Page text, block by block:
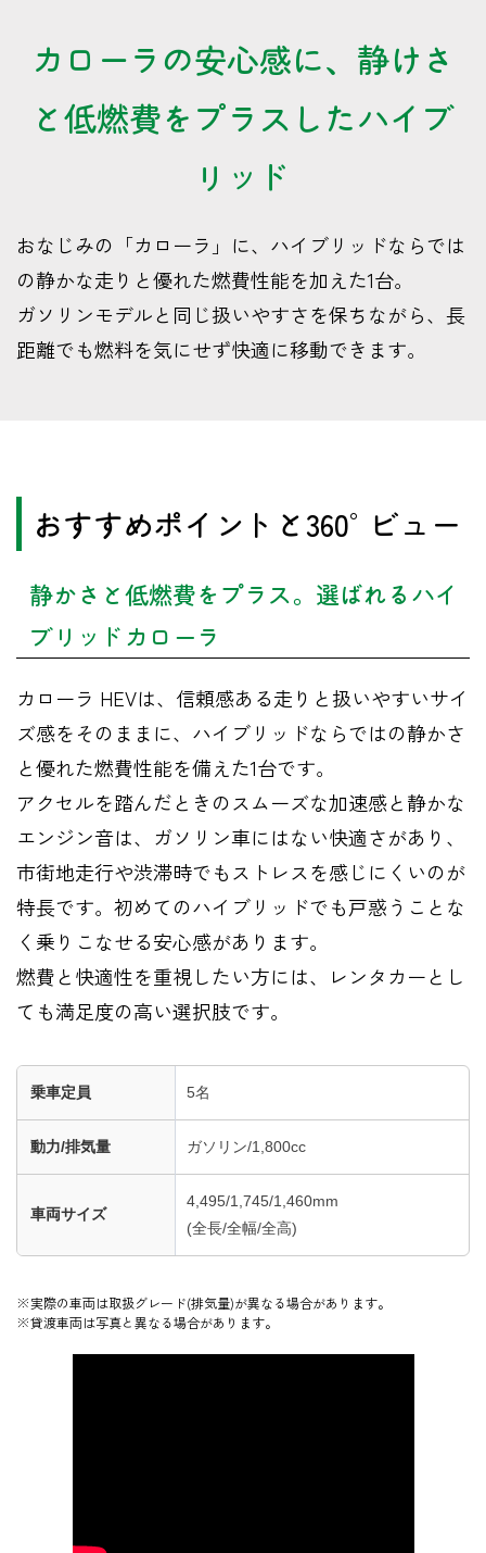
カローラの安心感に、静けさ
と低燃費をプラスしたハイブ
リッド
おなじみの「カローラ」に、ハイブリッドならでは
の静かな走りと優れた燃費性能を加えた1台。
ガソリンモデルと同じ扱いやすさを保ちながら、長
距離でも燃料を気にせず快適に移動できます。
おすすめポイントと360°ビュー
静かさと低燃費をプラス。選ばれるハイ
ブリッドカローラ
カローラ HEVは、信頼感ある走りと扱いやすいサイ
ズ感をそのままに、ハイブリッドならではの静かさ
と優れた燃費性能を備えた1台です。
アクセルを踏んだときのスムーズな加速感と静かな
エンジン音は、ガソリン車にはない快適さがあり、
市街地走行や渋滞時でもストレスを感じにくいのが
特長です。初めてのハイブリッドでも戸惑うことな
く乗りこなせる安心感があります。
燃費と快適性を重視したい方には、レンタカーとし
ても満足度の高い選択肢です。
乗車定員 5名
動力/排気量 ガソリン/1,800cc
車両サイズ
4,495/1,745/1,460mm
(全長/全幅/全高)
※実際の車両は取扱グレード(排気量)が異なる場合があります。
※貸渡車両は写真と異なる場合があります。